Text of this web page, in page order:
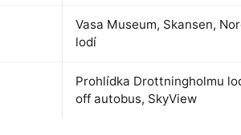
Vasa Museum, Skansen,
lodí
Prohlídka Drottningholmu
off autobus, SkyView